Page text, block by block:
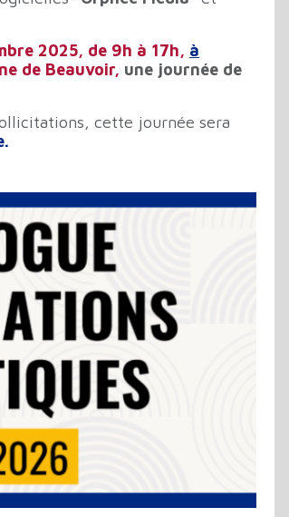
2025, de 9h à 17h, à
de Beauvoir, une journée de
cette journée sera